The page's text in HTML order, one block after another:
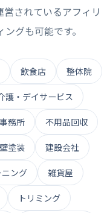
されているアフィリ
グも可能です。
飲食店 整体院
護・デイサービス
務所 不用品回収
塗装 建設会社
ング 雑貨屋
トリミング